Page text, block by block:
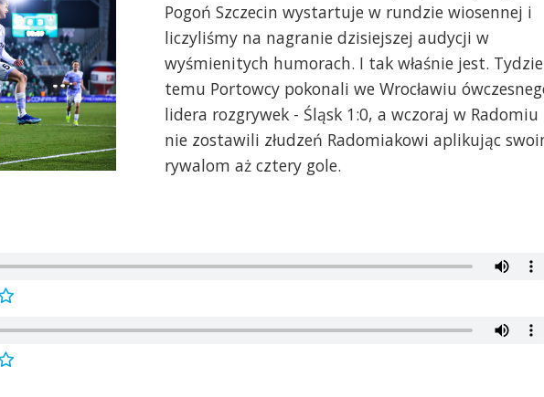
Pogoń Szczecin wystartuje w rundzie wiosennej i
liczyliśmy na nagranie dzisiejszej audycji w
wyśmienitych humorach. I tak właśnie jest.
temu Portowcy pokonali we Wrocławiu
lidera rozgrywek - Śląsk 1:0, a wczoraj w Radomiu
nie zostawili złudzeń Radomiakowi aplikując
rywalom aż cztery gole.